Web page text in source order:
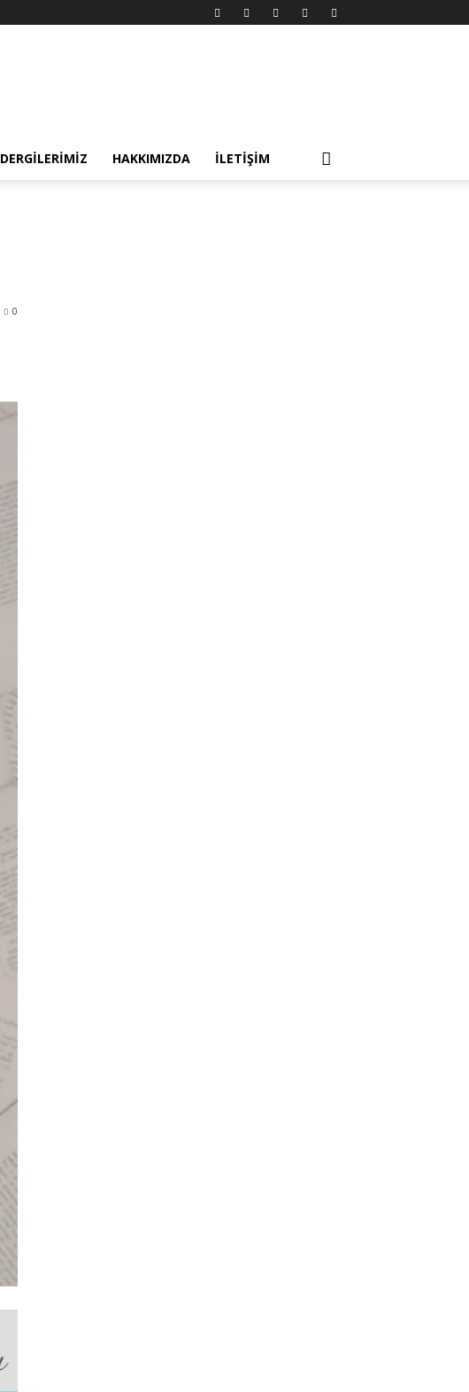
DERGILERIMIZ HAKKIMIZDA İLETIŞIM
0